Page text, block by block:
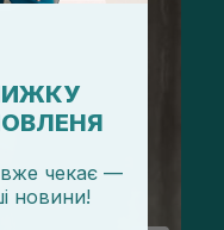
вже чекає —
новини!